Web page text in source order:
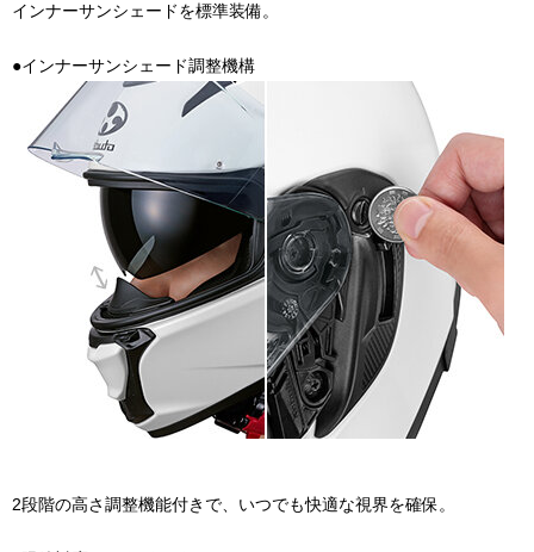
インナーサンシェードを標準装備。
●インナーサンシェード調整機構
2段階の高さ調整機能付きで、いつでも快適な視界を確保。